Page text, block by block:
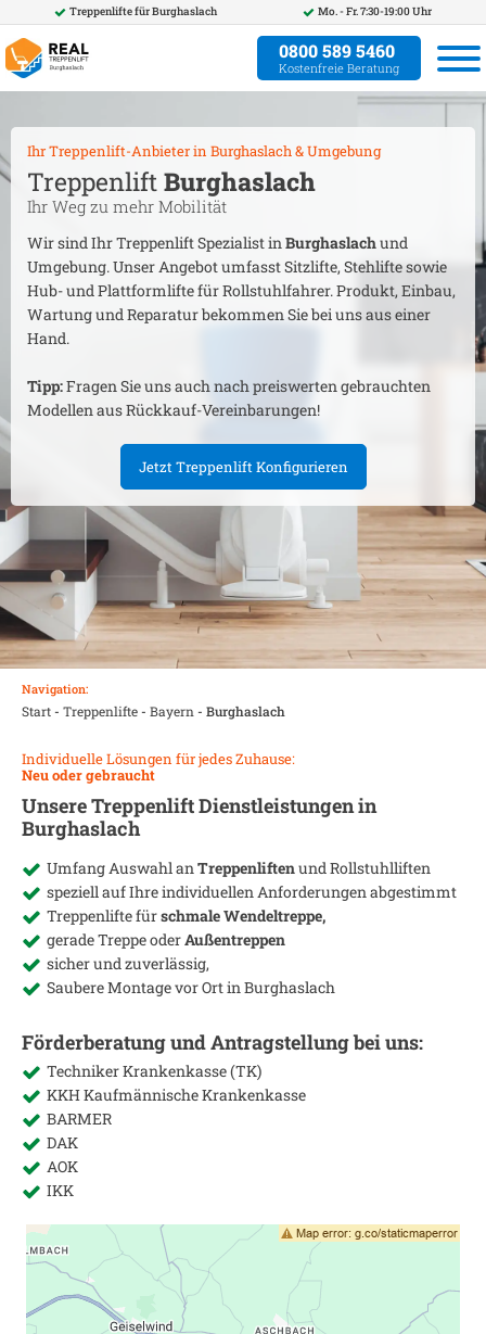
Treppenlifte fürBurghaslach Mo. - Fr. 7:30-19:00 Uhr
0800 589 5460
Kostenfreie Beratung
Ihr Treppenlift-Anbieter in Burghaslach& Umgebung
Treppenlift Burghaslach
Ihr Weg zu mehr Mobilität
Wir sind Ihr Treppenlift Spezialist inBurghaslachund
Umgebung. Unser Angebot umfasst Sitzlifte, Stehlifte sowie
Hub- und Plattformlifte für Rollstuhlfahrer. Produkt, Einbau,
Wartung und Reparatur bekommen Sie bei uns aus einer
Hand.
Tipp:Fragen Sie uns auch nach preiswerten gebrauchten
Modellen aus Rückkauf-Vereinbarungen!
Jetzt Treppenlift Konfigurieren
Navigation:
Start- Treppenlifte- Bayern - Burghaslach
Individuelle Lösungen für jedes Zuhause:
Neu oder gebraucht
Unsere Treppenlift Dienstleistungen in
Burghaslach
Umfang Auswahl anTreppenliftenund Rollstuhlliften
speziell auf Ihre individuellen Anforderungen abgestimmt
Treppenlifte fürschmale Wendeltreppe,
gerade Treppe oderAußentreppen
sicher und zuverlässig,
Saubere Montage vor Ort inBurghaslach
Förderberatung und Antragstellung bei uns:
Techniker Krankenkasse (TK)
KKH Kaufmännische Krankenkasse
BARMER
DAK
AOK
IKK